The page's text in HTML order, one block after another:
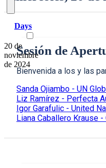
Days
20 de
noviembre
de 2024
Sesión de
Bienvenida a los y las
Sanda Ojiambo - UN
Liz Ramírez - Perfecta
Igor Garafulic - United
Liana Caballero Krause